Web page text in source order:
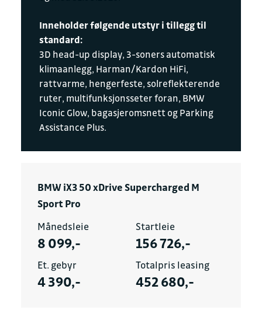
Inneholder følgende utstyr i tillegg til
standard:
3D head-up display, 3-soners automatisk
klimaanlegg, Harman/Kardon HiFi,
rattvarme, hengerfeste, solreflekterende
ruter, multifunksjonsseter foran, BMW
Iconic Glow, bagasjeromsnett og Parking
Assistance Plus.
BMW iX3 50 xDrive Supercharged M
Sport Pro
Månedsleie
8 099,-
Startleie
156 726,-
Et. gebyr
4 390,-
Totalpris leasing
452 680,-